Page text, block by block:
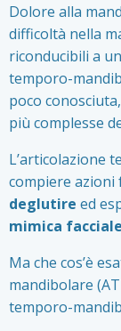
Dolore alla
difficoltà nella
riconducibili a
temporo-
poco
più complesse
L’articolazione
compiere azioni
deglutire ed
mimica facciale
Ma che cos’è
mandibolare
temporo-